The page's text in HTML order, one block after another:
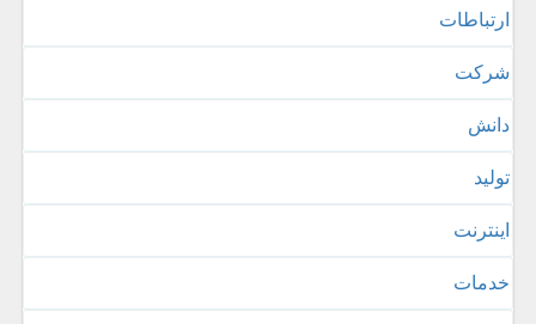
ارتباطات
شركت
دانش
تولید
اینترنت
خدمات